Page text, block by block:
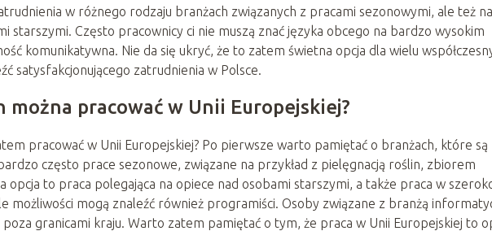
w różnego rodzaju branżach związanych z pracami sezonowymi, ale też na
starszymi. Często pracownicy ci nie muszą znać języka obcego na bardzo wysokim
komunikatywna. Nie da się ukryć, że to zatem świetna opcja dla wielu
satysfakcjonującego zatrudnienia w Polsce.
można pracować w Unii Europejskiej?
pracować w Unii Europejskiej? Po pierwsze warto pamiętać o branżach, które są
często prace sezonowe, związane na przykład z pielęgnacją roślin, zbiorem
opcja to praca polegająca na opiece nad osobami starszymi, a także praca w
możliwości mogą znaleźć również programiści. Osoby związane z branżą
granicami kraju. Warto zatem pamiętać o tym, że praca w Unii Europejskiej to